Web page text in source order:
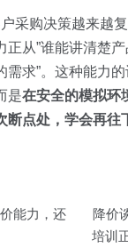
采购决策越来越
从”谁能讲清楚产
需求”。这种能力
是在安全的模拟环
断点处，学会再往
能力，还
降价
培训